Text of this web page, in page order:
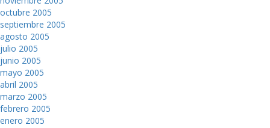
octubre 2005
septiembre 2005
agosto 2005
julio 2005
junio 2005
mayo 2005
abril 2005
marzo 2005
febrero 2005
enero 2005